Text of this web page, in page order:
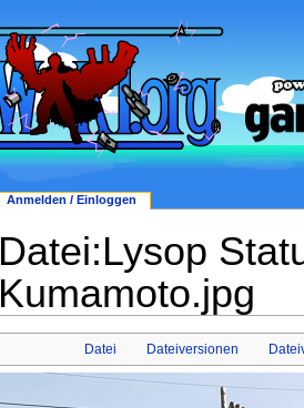
Datei:Lysop
Kumamoto.jpg
Datei Dateiversionen
Anmelden / Einloggen